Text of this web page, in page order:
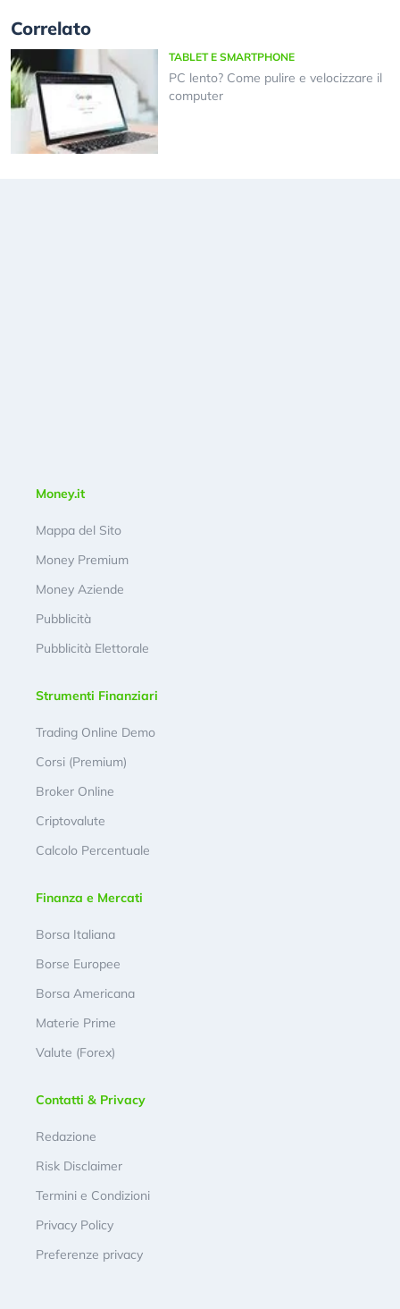
Correlato
TABLET E SMARTPHONE
PC lento? Come pulire e velocizzare il
computer
Money.it
Mappa del Sito
Money Premium
Money Aziende
Pubblicità
Pubblicità Elettorale
Strumenti Finanziari
Trading Online Demo
Corsi (Premium)
Broker Online
Criptovalute
Calcolo Percentuale
Finanza e Mercati
Borsa Italiana
Borse Europee
Borsa Americana
Materie Prime
Valute (Forex)
Contatti & Privacy
Redazione
Risk Disclaimer
Termini e Condizioni
Privacy Policy
Preferenze privacy